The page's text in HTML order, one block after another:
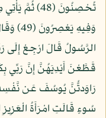
تُحْصِنُونَ
وَفِيهِ
الرَّسُولُ قَالَ ارْجِعْ إِلَى
رَاوَدتُّنَّ يُوسُفَ عَن
سُوءٍ قَالَتِ امْرَأَةُ